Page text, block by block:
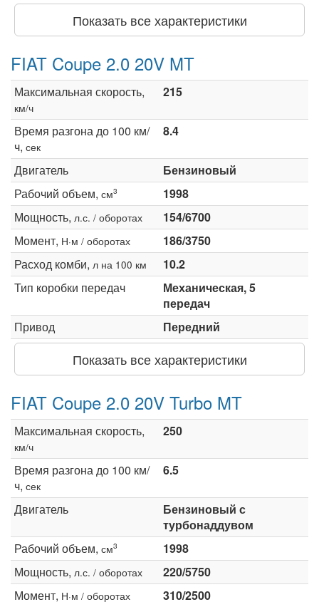
Показать все характеристики
FIAT Coupe 2.0 20V MT
Максимальная скорость,
км/ч
215
Время разгона до 100 км/
ч, сек
8.4
Двигатель
Бензиновый
Рабочий объем, см3
1998
Мощность, л.с. / оборотах
154/6700
Момент, Н·м / оборотах
186/3750
Расход комби, л на 100 км
10.2
Тип коробки передач
Механическая, 5
передач
Привод
Передний
Показать все характеристики
FIAT Coupe 2.0 20V Turbo MT
Максимальная скорость,
км/ч
250
Время разгона до 100 км/
ч, сек
6.5
Двигатель
Бензиновый с
турбонаддувом
Рабочий объем, см3
1998
Мощность, л.с. / оборотах
220/5750
Момент, Н·м / оборотах 310/2500